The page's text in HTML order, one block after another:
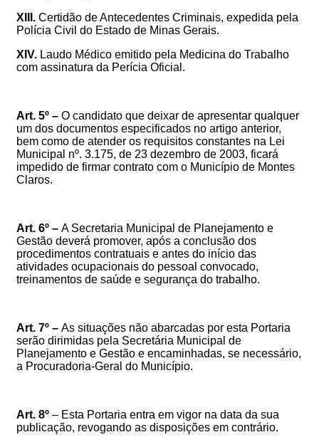
XIII. Certidão de Antecedentes Criminais, expedida pela
Polícia Civil do Estado de Minas Gerais.
XIV. Laudo Médico emitido pela Medicina do Trabalho
com assinatura da Perícia Oficial .
Art. 5º – O candidato que deixar de apresentar qualquer
um dos documentos especificados no artigo anterior,
bem como de atender os requisitos constantes na Lei
Municipal nº. 3.175, de 23 dezembro de 2003, ficará
impedido de firmar contrato com o Município de Montes
Claros.
Art. 6º – A Secretaria Municipal de Planejamento e
Gestão deverá promover, após a conclusão dos
procedimentos contratuais e antes do início das
atividades ocupacionais do pessoal convocado,
treinamentos de saúde e segurança do trabalho.
Art. 7º – As situações não abarcadas por esta Portaria
serão dirimidas pela Secretária Municipal de
Planejamento e Gestão e encaminhadas, se necessário,
a Procuradoria-Geral do Município.
Art. 8º – Esta Portaria entra em vigor na data da sua
publicação, revogando as disposições em contrário.